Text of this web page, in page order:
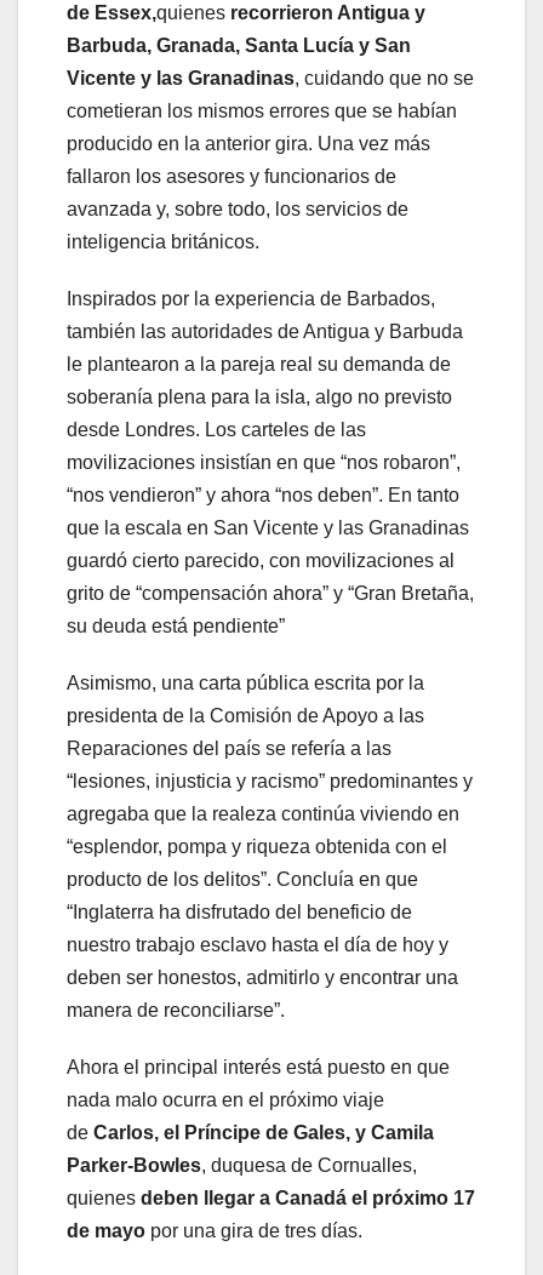
de Essex,quienes recorrieron Antigua y
Barbuda, Granada, Santa Lucía y San
Vicente y las Granadinas, cuidando que no se
cometieran los mismos errores que se habían
producido en la anterior gira. Una vez más
fallaron los asesores y funcionarios de
avanzada y, sobre todo, los servicios de
inteligencia británicos.
Inspirados por la experiencia de Barbados,
también las autoridades de Antigua y Barbuda
le plantearon a la pareja real su demanda de
soberanía plena para la isla, algo no previsto
desde Londres. Los carteles de las
movilizaciones insistían en que “nos robaron”,
“nos vendieron” y ahora “nos deben”. En tanto
que la escala en San Vicente y las Granadinas
guardó cierto parecido, con movilizaciones al
grito de “compensación ahora” y “Gran Bretaña,
su deuda está pendiente”
Asimismo, una carta pública escrita por la
presidenta de la Comisión de Apoyo a las
Reparaciones del país se refería a las
“lesiones, injusticia y racismo” predominantes y
agregaba que la realeza continúa viviendo en
“esplendor, pompa y riqueza obtenida con el
producto de los delitos”. Concluía en que
“Inglaterra ha disfrutado del beneficio de
nuestro trabajo esclavo hasta el día de hoy y
deben ser honestos, admitirlo y encontrar una
manera de reconciliarse”.
Ahora el principal interés está puesto en que
nada malo ocurra en el próximo viaje
de Carlos, el Príncipe de Gales, y Camila
Parker-Bowles, duquesa de Cornualles,
quienes deben llegar a Canadá el próximo 17
de mayo por una gira de tres días.